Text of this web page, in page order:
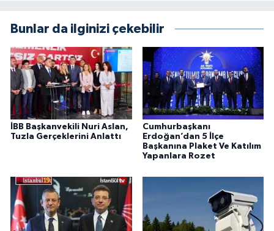
Bunlar da ilginizi çekebilir
İBB Başkanvekili Nuri Aslan,
Tuzla Gerçeklerini Anlattı
Cumhurbaşkanı
Erdoğan’dan 5 İlçe
Başkanına Plaket Ve Katılım
Yapanlara Rozet